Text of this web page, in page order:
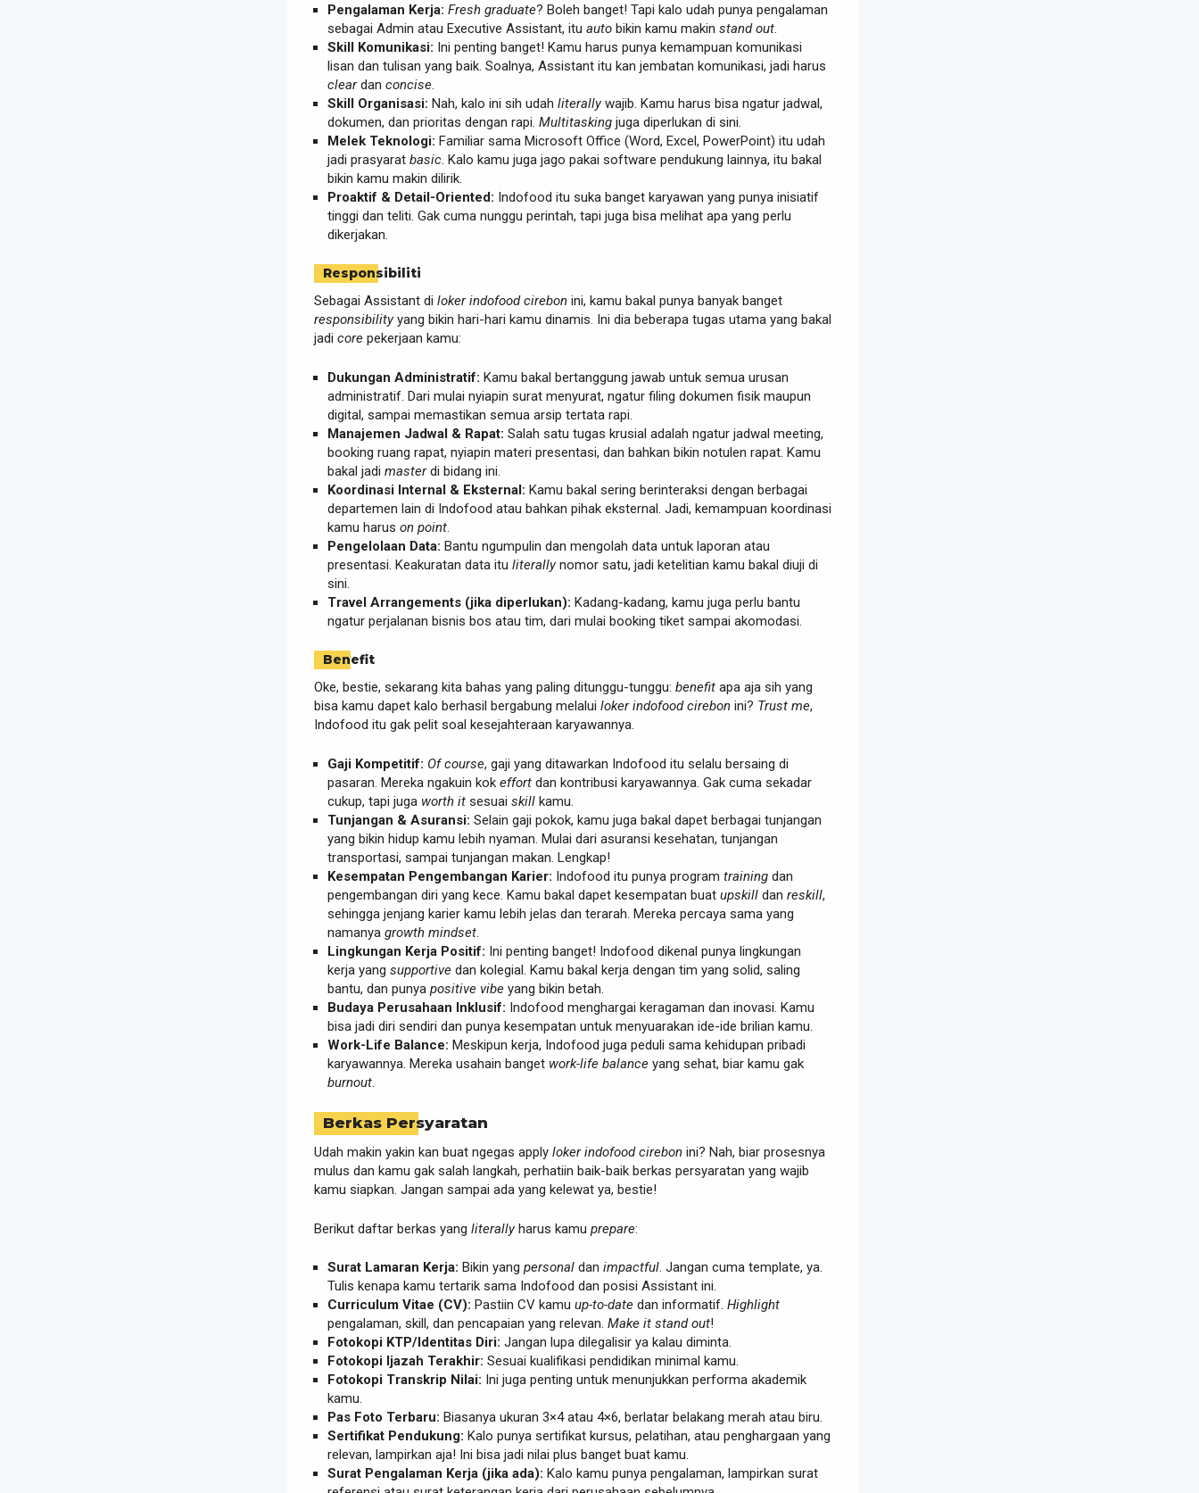
Pengalaman Kerja: Fresh graduate? Boleh banget! Tapi kalo udah punya pengalaman
sebagai Admin atau Executive Assistant, itu auto bikin kamu makin stand out
Skill Komunikasi: Ini penting banget! Kamu harus punya kemampuan komunikasi
lisan dan tulisan yang baik. Soalnya, Assistant itu kan jembatan komunikasi, jadi harus
cleardan concise
Skill Organisasi: Nah, kalo ini sih udah literallywajib. Kamu harus bisa ngatur jadwal,
dokumen, dan prioritas dengan rapi. Multitasking juga diperlukan di sini.
Melek Teknologi: Familiar sama Microsoft Office (Word, Excel, PowerPoint) itu udah
jadi prasyarat basic . Kalo kamu juga jago pakai software pendukung lainnya, itu bakal
bikin kamu makin dilirik.
Proaktif & Detail-Oriented: Indofood itu suka banget karyawan yang punya inisiatif
tinggi dan teliti. Gak cuma nunggu perintah, tapi juga bisa melihat apa yang perlu
dikerjakan.
Responsibiliti
Sebagai Assistant di loker indofood cirebon ini, kamu bakal punya banyak banget
responsibilityyang bikin hari-hari kamu dinamis. Ini dia beberapa tugas utama yang bakal
jadi core pekerjaan kamu:
Dukungan Administratif: Kamu bakal bertanggung jawab untuk semua urusan
administratif. Dari mulai nyiapin surat menyurat, ngatur filing dokumen fisik maupun
digital, sampai memastikan semua arsip tertata rapi.
Manajemen Jadwal & Rapat: Salah satu tugas krusial adalah ngatur jadwal meeting,
booking ruang rapat, nyiapin materi presentasi, dan bahkan bikin notulen rapat. Kamu
bakal jadi masterdi bidang ini.
Koordinasi Internal & Eksternal: Kamu bakal sering berinteraksi dengan berbagai
departemen lain di Indofood atau bahkan pihak eksternal. Jadi, kemampuan koordinasi
kamu harus on point
Pengelolaan Data: Bantu ngumpulin dan mengolah data untuk laporan atau
presentasi. Keakuratan data itu literallynomor satu, jadi ketelitian kamu bakal diuji di
sini.
Travel Arrangements (jika diperlukan): Kadang-kadang, kamu juga perlu bantu
ngatur perjalanan bisnis bos atau tim, dari mulai booking tiket sampai akomodasi.
Benefit
Oke, bestie, sekarang kita bahas yang paling ditunggu-tunggu: benefit apa aja sih yang
bisa kamu dapet kalo berhasil bergabung melalui loker indofood cirebon ini? Trust me,
Indofood itu gak pelit soal kesejahteraan karyawannya.
Gaji Kompetitif: Of course, gaji yang ditawarkan Indofood itu selalu bersaing di
pasaran. Mereka ngakuin kok effort dan kontribusi karyawannya. Gak cuma sekadar
cukup, tapi juga worth it sesuai skill kamu.
Tunjangan & Asuransi: Selain gaji pokok, kamu juga bakal dapet berbagai tunjangan
yang bikin hidup kamu lebih nyaman. Mulai dari asuransi kesehatan, tunjangan
transportasi, sampai tunjangan makan. Lengkap!
Kesempatan Pengembangan Karier: Indofood itu punya program training dan
pengembangan diri yang kece. Kamu bakal dapet kesempatan buat upskill dan reskill,
sehingga jenjang karier kamu lebih jelas dan terarah. Mereka percaya sama yang
namanya growth mindset
Lingkungan Kerja Positif: Ini penting banget! Indofood dikenal punya lingkungan
kerja yang supportive dan kolegial. Kamu bakal kerja dengan tim yang solid, saling
bantu, dan punya positive vibe yang bikin betah.
Budaya Perusahaan Inklusif: Indofood menghargai keragaman dan inovasi. Kamu
bisa jadi diri sendiri dan punya kesempatan untuk menyuarakan ide-ide brilian kamu.
Work-Life Balance: Meskipun kerja, Indofood juga peduli sama kehidupan pribadi
karyawannya. Mereka usahain banget work-life balance yang sehat, biar kamu gak
burnout
Berkas Persyaratan
Udah makin yakin kan buat ngegas apply loker indofood cirebon ini? Nah, biar prosesnya
mulus dan kamu gak salah langkah, perhatiin baik-baik berkas persyaratan yang wajib
kamu siapkan. Jangan sampai ada yang kelewat ya, bestie!
Berikut daftar berkas yang literallyharus kamu prepare:
Surat Lamaran Kerja: Bikin yang personal dan impactful. Jangan cuma template, ya.
Tulis kenapa kamu tertarik sama Indofood dan posisi Assistant ini.
Curriculum Vitae (CV): Pastiin CV kamu up-to-date dan informatif. Highlight
pengalaman, skill, dan pencapaian yang relevan. Make it stand out!
Fotokopi KTP/Identitas Diri: Jangan lupa dilegalisir ya kalau diminta.
Fotokopi Ijazah Terakhir: Sesuai kualifikasi pendidikan minimal kamu.
Fotokopi Transkrip Nilai: Ini juga penting untuk menunjukkan performa akademik
kamu.
Pas Foto Terbaru: Biasanya ukuran 3×4 atau 4×6, berlatar belakang merah atau biru.
Sertifikat Pendukung: Kalo punya sertifikat kursus, pelatihan, atau penghargaan yang
relevan, lampirkan aja! Ini bisa jadi nilai plus banget buat kamu.
Surat Pengalaman Kerja (jika ada): Kalo kamu punya pengalaman, lampirkan surat